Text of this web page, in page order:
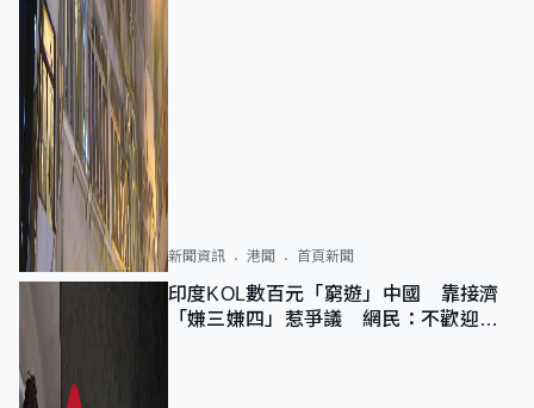
新聞資訊 港聞 首頁新聞
印度KOL數百元「窮遊」中國 靠接濟
「嫌三嫌四」惹爭議 網民：不歡迎劣